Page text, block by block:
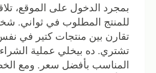
بمجرد الدخول على الموقع،
للمنتج المطلوب في ثواني.
تقارن بين منتجات كتير في
تشتري. ده بيخلي عملية الشراء
المناسب بأفضل سعر. ومع